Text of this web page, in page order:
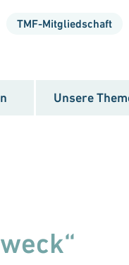
TMF-Mitgliedschaft
Unsere